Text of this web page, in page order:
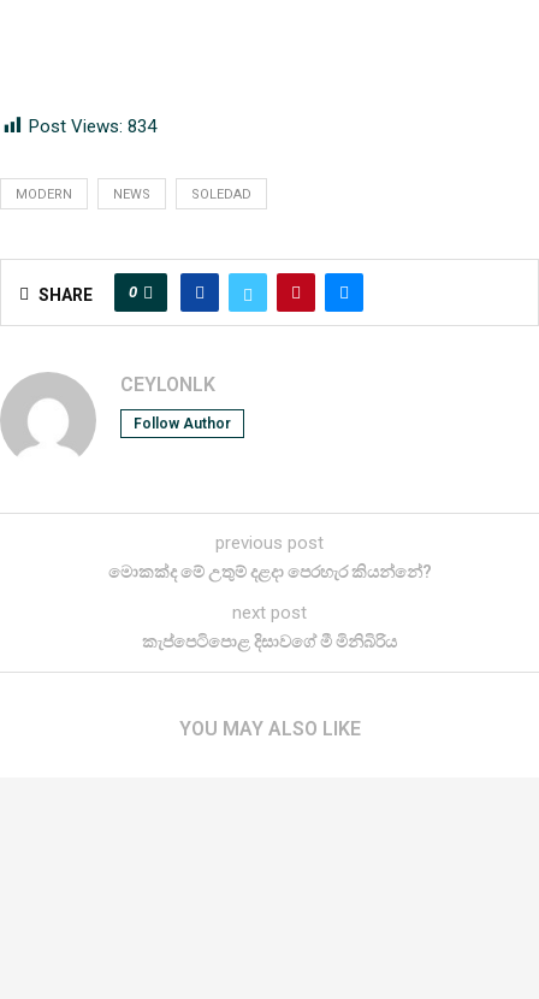
Post Views: 834
MODERN NEWS SOLEDAD
SHARE 0
CEYLONLK
Follow Author
previous post
මොකක්ද මේ උතුම් දළදා පෙරහැර කියන්නේ?
next post
කැප්පෙටිපොළ දිසාවගේ මී මිනිබිරිය
YOU MAY ALSO LIKE